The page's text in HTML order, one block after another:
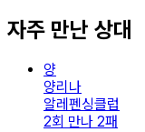
자주 만난 상대
양
양리나
알레펜싱클럽
2회 만나 2패